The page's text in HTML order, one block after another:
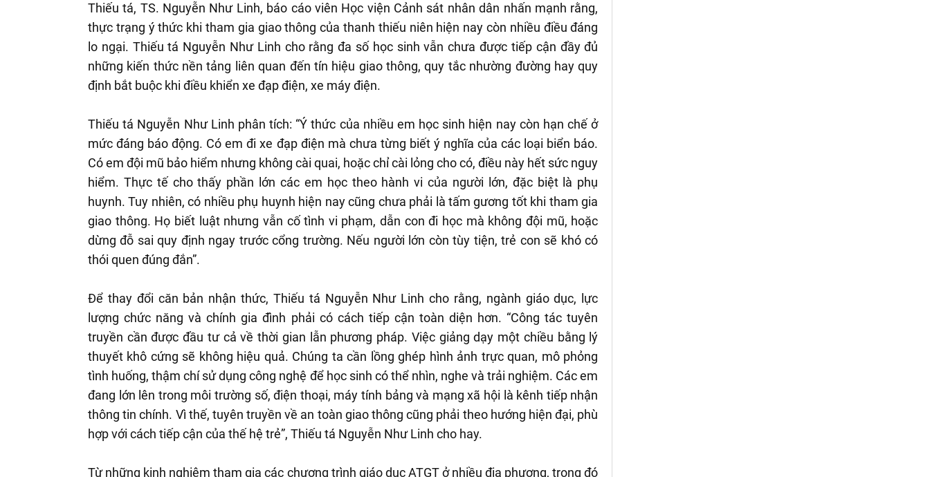
Thiếu tá, TS. Nguyễn Như Linh, báo cáo viên Học viện Cảnh sát nhân dân nhấn mạnh rằng,
thực trạng ý thức khi tham gia giao thông của thanh thiếu niên hiện nay còn nhiều điều đáng
lo ngại. Thiếu tá Nguyễn Như Linh cho rằng đa số học sinh vẫn chưa được tiếp cận đầy đủ
những kiến thức nền tảng liên quan đến tín hiệu giao thông, quy tắc nhường đường hay quy
định bắt buộc khi điều khiển xe đạp điện, xe máy điện.
Thiếu tá Nguyễn Như Linh phân tích: “Ý thức của nhiều em học sinh hiện nay còn hạn chế ở
mức đáng báo động. Có em đi xe đạp điện mà chưa từng biết ý nghĩa của các loại biển báo.
Có em đội mũ bảo hiểm nhưng không cài quai, hoặc chỉ cài lỏng cho có, điều này hết sức nguy
hiểm. Thực tế cho thấy phần lớn các em học theo hành vi của người lớn, đặc biệt là phụ
huynh. Tuy nhiên, có nhiều phụ huynh hiện nay cũng chưa phải là tấm gương tốt khi tham gia
giao thông. Họ biết luật nhưng vẫn cố tình vi phạm, dẫn con đi học mà không đội mũ, hoặc
dừng đỗ sai quy định ngay trước cổng trường. Nếu người lớn còn tùy tiện, trẻ con sẽ khó có
thói quen đúng đắn”.
Để thay đổi căn bản nhận thức, Thiếu tá Nguyễn Như Linh cho rằng, ngành giáo dục, lực
lượng chức năng và chính gia đình phải có cách tiếp cận toàn diện hơn. “Công tác tuyên
truyền cần được đầu tư cả về thời gian lẫn phương pháp. Việc giảng dạy một chiều bằng lý
thuyết khô cứng sẽ không hiệu quả. Chúng ta cần lồng ghép hình ảnh trực quan, mô phỏng
tình huống, thậm chí sử dụng công nghệ để học sinh có thể nhìn, nghe và trải nghiệm. Các em
đang lớn lên trong môi trường số, điện thoại, máy tính bảng và mạng xã hội là kênh tiếp nhận
thông tin chính. Vì thế, tuyên truyền về an toàn giao thông cũng phải theo hướng hiện đại, phù
hợp với cách tiếp cận của thế hệ trẻ”, Thiếu tá Nguyễn Như Linh cho hay.
Từ những kinh nghiệm tham gia các chương trình giáo dục ATGT ở nhiều địa phương, trong đó